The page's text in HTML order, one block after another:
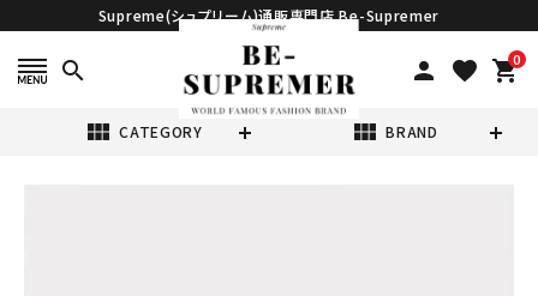
Supreme(シュプリーム)通販専門店 Be-Supremer
search person favorite 0
shopping_cart
view_module CATEGORY view_module BRAND